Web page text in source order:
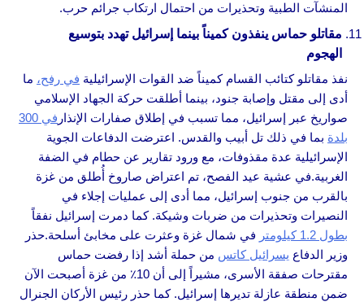
المنشآت الطبية وتحذيرات من احتمال ارتكاب جرائم حرب.
مقاتلو حماس ينفذون كميناً بينما إسرائيل تهدد بتوسيع
الهجوم
نفذ مقاتلو كتائب القسام كميناً ضد القوات الإسرائيلية في رفح، ما
أدى إلى مقتل وإصابة جنود، بينما أطلقت حركة الجهاد الإسلامي
صواريخ عبر إسرائيل، مما تسبب في إطلاق صفارات الإنذار
في 300
بلدة بما في ذلك تل أبيب والقدس. اعترضت الدفاعات الجوية
الإسرائيلية عدة مقذوفات، مع ورود تقارير عن حطام في الضفة
الغربية.في عشية عيد الفصح، تم اعتراض صاروخ أُطلق من غزة
بالقرب من جنوب إسرائيل، مما أدى إلى عمليات إجلاء في
النصيرات وتحذيرات من ضربات وشيكة. كما دمرت إسرائيل نفقاً
بطول 1.2 كيلومتر
في شمال غزة وعثرت على مخابئ أسلحة.حذر
وزير الدفاع يسرائيل كاتس من حملة أشد إذا رفضت حماس
مقترحات صفقة الأسرى، مشيراً إلى أن 10٪ من غزة أصبحت الآن
ضمن منطقة عازلة تديرها إسرائيل. كما حذر رئيس الأركان الجنرال